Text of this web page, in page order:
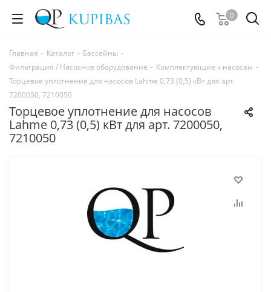
0
Главная - Каталог - Бассейны -
Фильтрация / Насосное оборудование - Комплектующие к насосам -
Торцевое уплотнение для насосов Lahme 0,73 (0,5) кВт для арт.
7200050, 7210050
Торцевое уплотнение для насосов
Lahme 0,73 (0,5) кВт для арт. 7200050,
7210050